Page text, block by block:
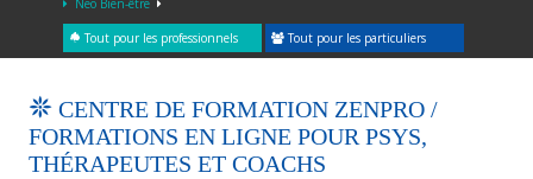
Neo Bien-être
Tout pour les professionnels Tout pour les particuliers
CENTRE DE FORMATION ZENPRO /
FORMATIONS EN LIGNE POUR PSYS,
THÉRAPEUTES ET COACHS